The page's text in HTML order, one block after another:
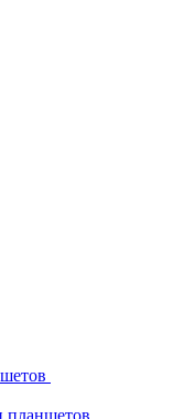
планшетов